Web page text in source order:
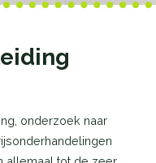
onderzoek naar